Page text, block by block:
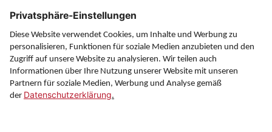
Service
Information
Folgen Sie uns auf